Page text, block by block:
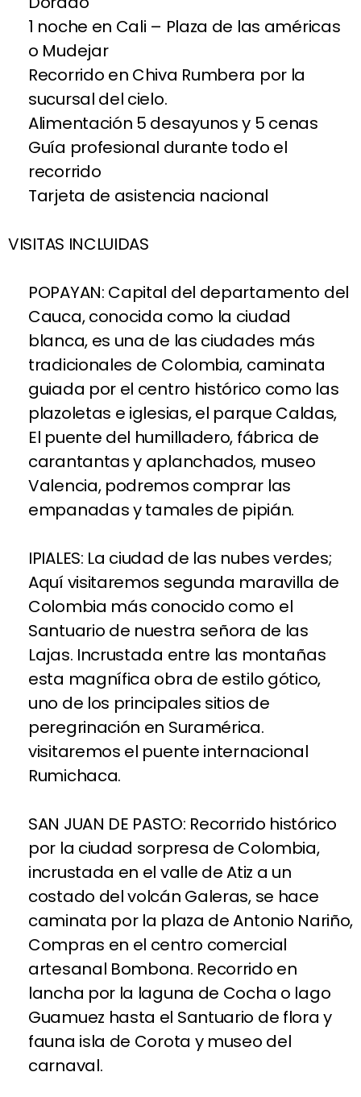
1 noche en Cali – Plaza de las américas
o Mudejar
Recorrido en Chiva Rumbera por la
sucursal del cielo.
Alimentación 5 desayunos y 5 cenas
Guía profesional durante todo el
recorrido
Tarjeta de asistencia nacional
VISITAS INCLUIDAS
POPAYAN: Capital del departamento del
Cauca, conocida como la ciudad
blanca, es una de las ciudades más
tradicionales de Colombia, caminata
guiada por el centro histórico como las
plazoletas e iglesias, el parque Caldas,
El puente del humilladero, fábrica de
carantantas y aplanchados, museo
Valencia, podremos comprar las
empanadas y tamales de pipián.
IPIALES: La ciudad de las nubes verdes;
Aquí visitaremos segunda maravilla de
Colombia más conocido como el
Santuario de nuestra señora de las
Lajas. Incrustada entre las montañas
esta magnífica obra de estilo gótico,
uno de los principales sitios de
peregrinación en Suramérica.
visitaremos el puente internacional
Rumichaca.
SAN JUAN DE PASTO: Recorrido histórico
por la ciudad sorpresa de Colombia,
incrustada en el valle de Atiz a un
costado del volcán Galeras, se hace
caminata por la plaza de Antonio Nariño,
Compras en el centro comercial
artesanal Bombona. Recorrido en
lancha por la laguna de Cocha o lago
Guamuez hasta el Santuario de flora y
fauna isla de Corota y museo del
carnaval.